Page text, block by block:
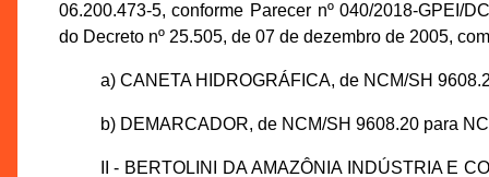
06.200.473-5, conforme Parecer nº 040/2018-GPEI/
do Decreto nº 25.505, de 07 de dezembro de 2005,
a) CANETA HIDROGRÁFICA, de NCM/SH
b) DEMARCADOR, de NCM/SH 9608.20 para
II - BERTOLINI DA AMAZÔNIA INDÚSTRIA E